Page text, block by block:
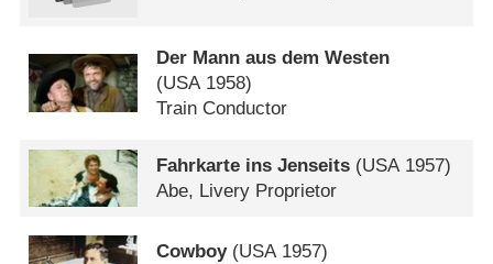
Der Mann aus dem Westen
(USA1958)
Train Conductor
Fahrkarte ins Jenseits (USA1957)
Abe, Livery Proprietor
Cowboy(USA1957)